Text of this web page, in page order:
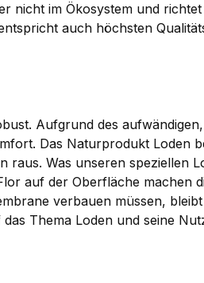
nicht im Ökosystem und
auch höchsten
Aufgrund des aufwändigen,
Das Naturprodukt Loden
Was unseren speziellen
auf der Oberfläche machen
verbauen müssen,
Thema Loden und seine